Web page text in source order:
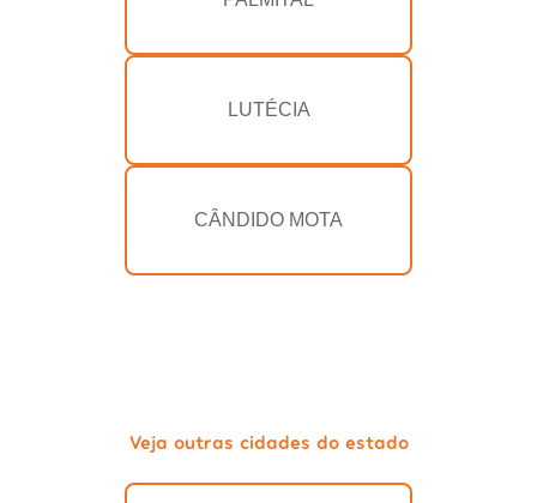
LUTÉCIA
CÂNDIDO MOTA
Veja outras cidades do estado